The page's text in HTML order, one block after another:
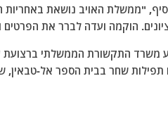
o
k
"ממשלת האויב נושאת
הוקמה ועדה לברר את
תפילות שחר בבית הספר אל-טבאין,